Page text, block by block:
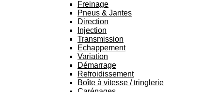
Freinage
Pneus & Jantes
Direction
Injection
Transmission
Echappement
Variation
Démarrage
Refroidissement
Boîte à vitesse / tringlerie